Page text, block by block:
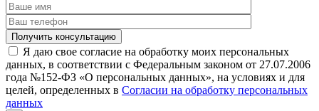
Я даю свое согласие на обработку моих персональных
данных, в соответствии с Федеральным законом от 27.07.2006
года №152-ФЗ «О персональных данных», на условиях и для
целей, определенных в Согласии на обработку персональных
данных